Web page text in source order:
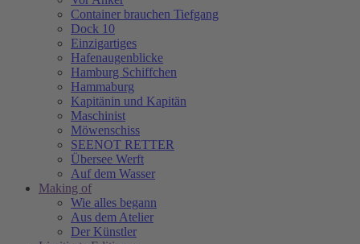
Container brauchen Tiefgang
Dock 10
Einzigartiges
Hafenaugen­blicke
Hamburg Schiffchen
Hammaburg
Kapitänin und Kapitän
Maschinist
Möwenschiss
SEENOT RETTER
Übersee Werft
Auf dem Wasser
Making of
Wie alles begann
Aus dem Atelier
Der Künstler